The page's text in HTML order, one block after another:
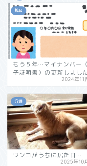
雑記
もう５年…マイナンバー
子証明書）の更新しました
2024年11
介護
ワンコがうちに居た日…
2025年10